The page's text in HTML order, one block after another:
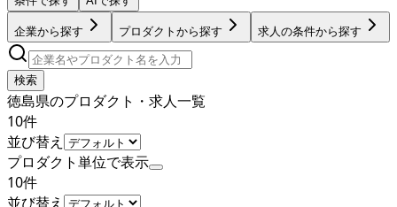
企業から探す プロダクトから探す 求人の条件から探す
検索
徳島県のプロダクト・求人一覧
10件
並び替え
プロダクト単位で表示
10件
並び替え